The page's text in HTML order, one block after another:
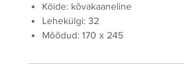
Köide: kõvakaaneline
Lehekülgi: 32
Mõõdud: 170 x 245